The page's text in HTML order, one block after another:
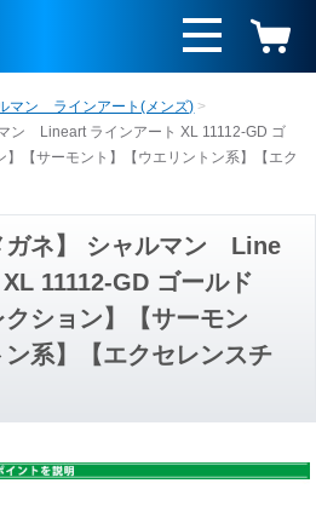
マン ラインアート(メンズ)
ン Lineart ラインアート XL 11112-GD ゴ
【サーモント】【ウエリントン系】【エク
ガネ】 シャルマン Line
11112-GD ゴールド
クション】【サーモン
ン系】【エクセレンスチ